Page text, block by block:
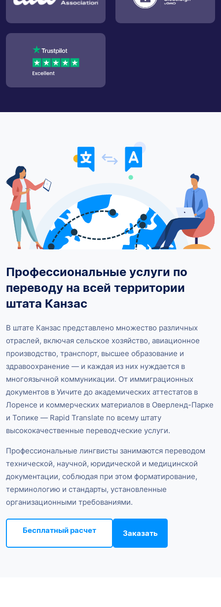
Профессиональные услуги по
переводу на всей территории
штата Канзас
В штате Канзас представлено множество различных
отраслей, включая сельское хозяйство, авиационное
производство, транспорт, высшее образование и
здравоохранение — и каждая из них нуждается в
многоязычной коммуникации. От иммиграционных
документов в Уичите до академических аттестатов в
Лоренсе и коммерческих материалов в Оверленд-Парке
и Топике — Rapid Translate по всему штату
высококачественные переводческие услуги.
Профессиональные лингвисты занимаются переводом
технической, научной, юридической и медицинской
документации, соблюдая при этом форматирование,
терминологию и стандарты, установленные
организационными требованиями.
Бесплатный расчет Заказать